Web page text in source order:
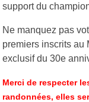
support du
Ne manquez pas
premiers inscrits au
exclusif du 30e
Merci de respecter
randonnées, elles